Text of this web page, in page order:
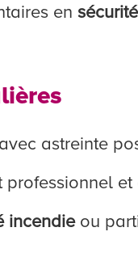
en
astreinte
incendieou